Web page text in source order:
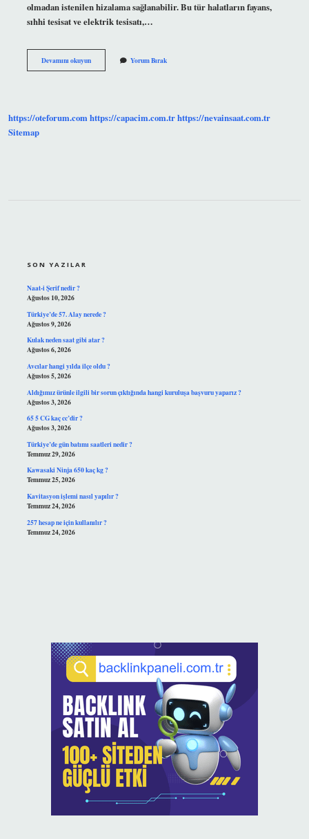
olmadan istenilen hizalama sağlanabilir. Bu tür halatların fayans,
sıhhi tesisat ve elektrik tesisatı,…
Devamını okuyunÇırpı
Ip
Yorum Bırak
https://oteforum.comhttps://capacim.com.trhttps://nevainsaat.com.tr
Sitemap
SON YAZILAR
Naat-i Şerif nedir ?
Ağustos 10, 2026
Türkiye’de 57. Alay nerede ?
Ağustos 9, 2026
Kulak neden saat gibi atar ?
Ağustos 6, 2026
Avcılar hangi yılda ilçe oldu ?
Ağustos 5, 2026
Aldığımız ürünle ilgili bir sorun çıktığında hangi kuruluşa başvuru yaparız ?
Ağustos 3, 2026
65 5 CG kaç cc’dir ?
Ağustos 3, 2026
Türkiye’de gün batımı saatleri nedir ?
Temmuz 29, 2026
Kawasaki Ninja 650 kaç kg ?
Temmuz 25, 2026
Kavitasyon işlemi nasıl yapılır ?
Temmuz 24, 2026
257 hesap ne için kullanılır ?
Temmuz 24, 2026